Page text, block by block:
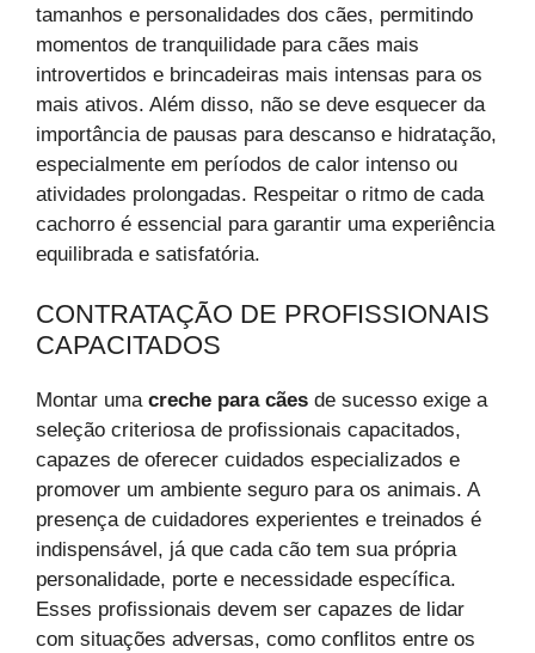
tamanhos e personalidades dos cães, permitindo
momentos de tranquilidade para cães mais
introvertidos e brincadeiras mais intensas para os
mais ativos. Além disso, não se deve esquecer da
importância de pausas para descanso e hidratação,
especialmente em períodos de calor intenso ou
atividades prolongadas. Respeitar o ritmo de cada
cachorro é essencial para garantir uma experiência
equilibrada e satisfatória.
CONTRATAÇÃO DE PROFISSIONAIS
CAPACITADOS
Montar uma creche para cães de sucesso exige a
seleção criteriosa de profissionais capacitados,
capazes de oferecer cuidados especializados e
promover um ambiente seguro para os animais. A
presença de cuidadores experientes e treinados é
indispensável, já que cada cão tem sua própria
personalidade, porte e necessidade específica.
Esses profissionais devem ser capazes de lidar
com situações adversas, como conflitos entre os